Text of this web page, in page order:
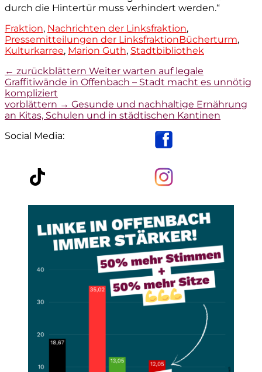
durch die Hintertür muss verhindert werden.“
Kategorien
Fraktion, Nachrichten der Linksfraktion,
Pressemitteilungen der LinksfraktionTags
Bücherturm,
Kulturkarree, Marion Guth, Stadtbibliothek
Beitragsnavigation
← zurückblättern Vorheriger
Beitrag:
Weiter warten auf legale
Graffitiwände in Offenbach – Stadt macht es unnötig
kompliziert
vorblättern → Nächster
Beitrag:
Gesunde und nachhaltige Ernährung
an Kitas, Schulen und in städtischen Kantinen
Social Media: